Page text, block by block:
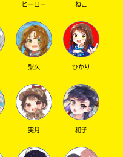
このマチのことを
もっと知りたい
キミに
ヒーロー ねこ
梨久 ひかり
実月 和子